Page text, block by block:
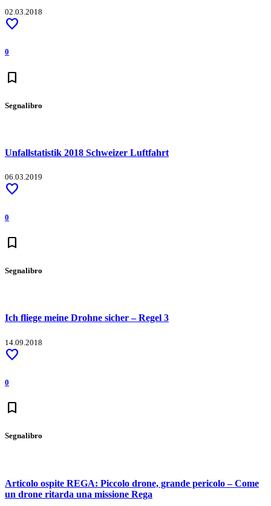
02.03.2018
favorite
0
bookmark
Segnalibro
Unfallstatistik 2018 Schweizer Luftfahrt
06.03.2019
favorite
0
bookmark
Segnalibro
Ich fliege meine Drohne sicher – Regel 3
14.09.2018
favorite
0
bookmark
Segnalibro
Articolo ospite REGA: Piccolo drone, grande pericolo – Come
un drone ritarda una missione Rega